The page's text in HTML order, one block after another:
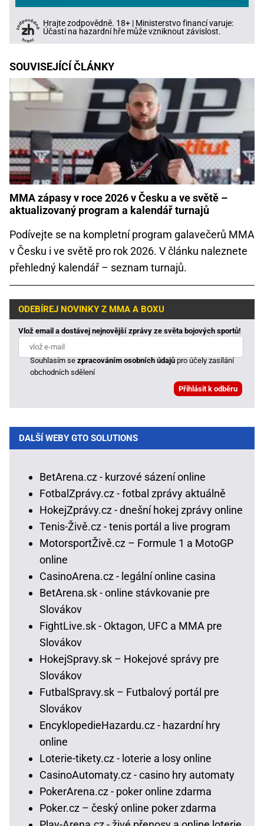
Hrajte zodpovědně. 18+ | Ministerstvo financí varuje:
Účastí na hazardní hře může vzniknout závislost.
SOUVISEJÍCÍ ČLÁNKY
MMA zápasy v roce 2026 v Česku a ve světě –
aktualizovaný program a kalendář turnajů
Podívejte se na kompletní program galavečerů MMA
v Česku i ve světě pro rok 2026. V článku naleznete
přehledný kalendář – seznam turnajů.
ODEBÍREJ NOVINKY Z MMA A BOXU
Vlož email a dostávej nejnovější zprávy ze světa bojových sportů!
Souhlasím sezpracováním osobních údajůpro účely zasílání
obchodních sdělení
DALŠÍ WEBY GTO SOLUTIONS
BetArena.cz - kurzové sázení online
FotbalZprávy.cz - fotbal zprávy aktuálně
HokejZprávy.cz - dnešní hokej zprávy online
Tenis-Živě.cz - tenis portál a live program
MotorsportŽivě.cz – Formule 1 a MotoGP
online
CasinoArena.cz - legální online casina
BetArena.sk - online stávkovanie pre
Slovákov
FightLive.sk - Oktagon, UFC a MMA pre
Slovákov
HokejSpravy.sk – Hokejové správy pre
Slovákov
FutbalSpravy.sk – Futbalový portál pre
Slovákov
EncyklopedieHazardu.cz - hazardní hry
online
Loterie-tikety.cz - loterie a losy online
CasinoAutomaty.cz - casino hry automaty
PokerArena.cz - poker online zdarma
Poker.cz – český online poker zdarma